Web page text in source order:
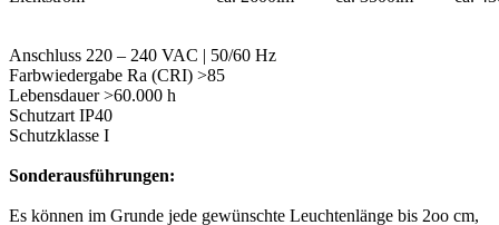
Anschluss 220 – 240 VAC | 50/60 Hz
Farbwiedergabe Ra (CRI) >85
Lebensdauer >60.000 h
Schutzart IP40
Schutzklasse I
Sonderausführungen:
Es können im Grunde jede gewünschte Leuchtenlänge bis 2oo cm,